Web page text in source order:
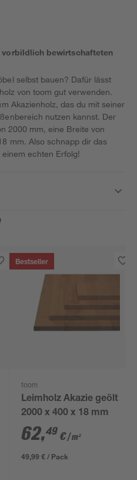
vorbildlich bewirtschafteten
selbst bauen? Dafür lässt
von toom gut verwenden.
Akazienholz, das du mit seiner
nutzen kannst. Der
2000 mm, eine Breite von
mm. Also schnapp dir das
echten Erfolg!
Bestseller
toom
Leimholz Akazie geölt
2000 x 400 x 18 mm
62,49 €/ m²
49,99 € / Pack